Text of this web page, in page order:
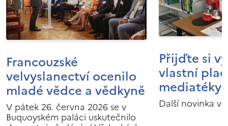
Francouzské
velvyslanectví ocenilo
mladé vědce a vědkyně
V pátek 26. června 2026 se v
Buquoyském paláci uskutečnilo
Přijďte si
vlastní
mediatéky
Další novinka v